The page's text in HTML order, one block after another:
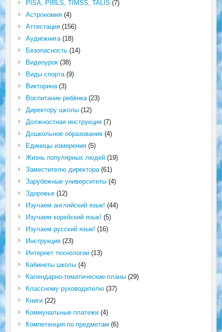
PISA, PIRLS, TIMSS, TALIS (7)
Астрономия(4)
Аттестация(156)
Аудиокнига(18)
Безопасность(14)
Видеоурок(38)
Виды спорта(9)
Викторина(3)
Воспитание ребёнка(23)
Директору школы(12)
Должностная инструкция(7)
Дошкольное образование(4)
Единицы измерения(5)
Жизнь популярных людей(19)
Заместителю директора(61)
Зарубежные университеты(4)
Здоровье(12)
Изучаем английский язык! (44)
Изучаем корейский язык! (5)
Изучаем русский язык! (16)
Инструкция(23)
Интернет технологии(13)
Кабинеты школы(4)
Календарно-тематические планы(29)
Классному руководителю(37)
Книги(22)
Коммунальные платежи(4)
Компетенция по предметам (6)